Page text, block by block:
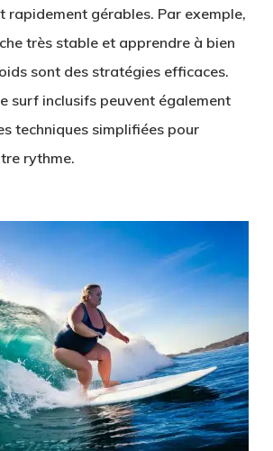
rapidement gérables. Par exemple,
très stable et apprendre à bien
sont des stratégies efficaces.
surf inclusifs peuvent également
techniques simplifiées pour
rythme.